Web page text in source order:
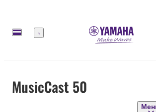
Меню
MusicCast 50